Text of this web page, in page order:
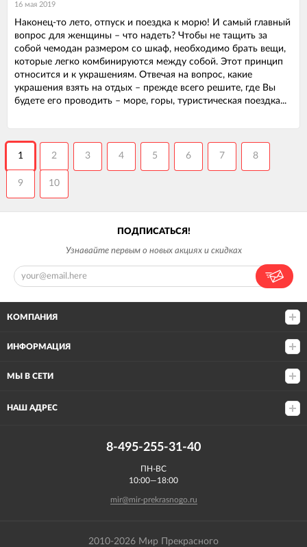
16 мая 2019
Наконец-то лето, отпуск и поездка к морю! И самый главный
вопрос для женщины – что надеть? Чтобы не тащить за
собой чемодан размером со шкаф, необходимо брать вещи,
которые легко комбинируются между собой. Этот принцип
относится и к украшениям. Отвечая на вопрос, какие
украшения взять на отдых – прежде всего решите, где Вы
будете его проводить – море, горы, туристическая поездка...
1 2 3 4 5 6 7 8
9 10
ПОДПИСАТЬСЯ!
Узнавайте первым о новых акциях и скидках
КОМПАНИЯ
ИНФОРМАЦИЯ
МЫ В СЕТИ
НАШ АДРЕС
8-495-255-31-40
ПН-ВС
10:00—18:00
mir@mir-prekrasnogo.ru
2010-2026 Мир Прекрасного